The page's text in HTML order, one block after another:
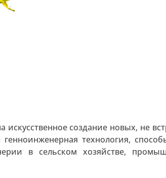
создание новых, не
технология,
в сельском хозяйстве,